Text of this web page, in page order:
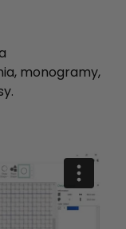
monogramy,